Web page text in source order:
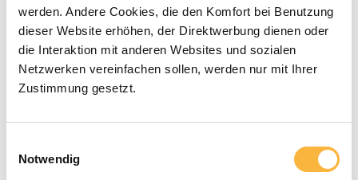
werden. Andere Cookies, die den Komfort bei Benutzung
dieser Website erhöhen, der Direktwerbung dienen oder
die Interaktion mit anderen Websites und sozialen
Netzwerken vereinfachen sollen, werden nur mit Ihrer
Zustimmung gesetzt.
Notwendig
Prix TTC, frais de livraison en sus
Disponible dans le délai de livraison
indiqué
Quantité de produit : Entrez la
Ajouter au panier